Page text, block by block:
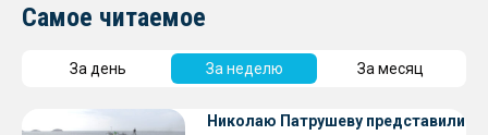
Самое читаемое
За день За неделю За месяц
Николаю Патрушеву представили